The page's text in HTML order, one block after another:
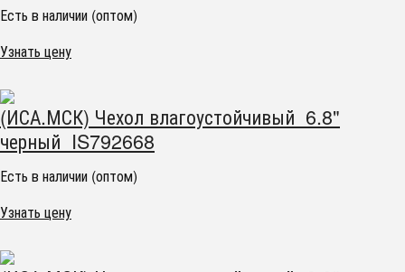
Есть в наличии (оптом)
Узнать цену
(ИСА.МСК) Чехол влагоустойчивый 6.8"
черный IS792668
Есть в наличии (оптом)
Узнать цену